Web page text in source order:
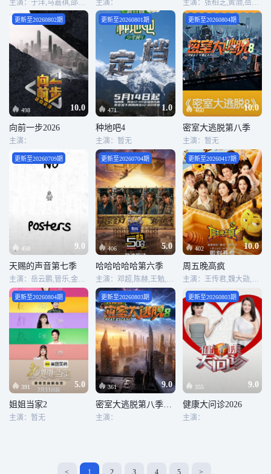
主演： 主演：张柏芝,黄渤,岳云鹏,王祖蓝,杨超越,马頔,吕严,何浩楠
498 10.0
更新至20260802期
向前一步2026
主演：
471 1.0
更新至20260801期
种地吧4
主演：暂无
460 10.0
更新至20260804期
密室大逃脱第八季
主演：暂无
458 9.0
更新至20260709期
天赐的声音第七季
主演：岳云鹏,管乐,金志文,杨丞琳,陈楚生,郁可唯,周笔畅,欧阳娜娜,陈欢,王铮亮,欢子,孙楠,黄子弘凡,姚晓棠,穆祉丞,黄霄云
406 5.0
更新至20260704期
哈哈哈哈哈第六季
主演：邓超,陈赫,王勉,鹿晗,范志毅
402 10.0
更新至20260417期
周五晚高疯
主演：王传君,魏大勋,周冬雨,高叶,杨迪,汪铎,周奇,祝绪丹,付航
391 5.0
更新至20260804期
姐姐当家2
主演：暂无
361 9.0
更新至20260803期
密室大逃脱第八季大神版
主演：
355 9.0
更新至20260803期
健康大问诊2026
主演：
< 1 2 3 4 5 >